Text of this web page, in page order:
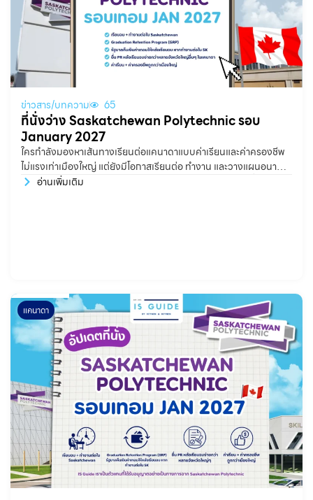
ข่าวสาร/บทความ 65
ที่นั่งว่าง Saskatchewan Polytechnic รอบ
January 2027
ใครกำลังมองหาเส้นทางเรียนต่อแคนาดาแบบค่าเรียนและค่าครองชีพ
ไม่แรงเท่าเมืองใหญ่ แต่ยังมีโอกาสเรียนต่อ ทำงาน และวางแผนอนาคต
ในแคนาดาได้จริง Saskatchewan Polytechnic เป็นอีกหนึ่งสถาบัน
อ่านเพิ่มเติม
แคนาดา